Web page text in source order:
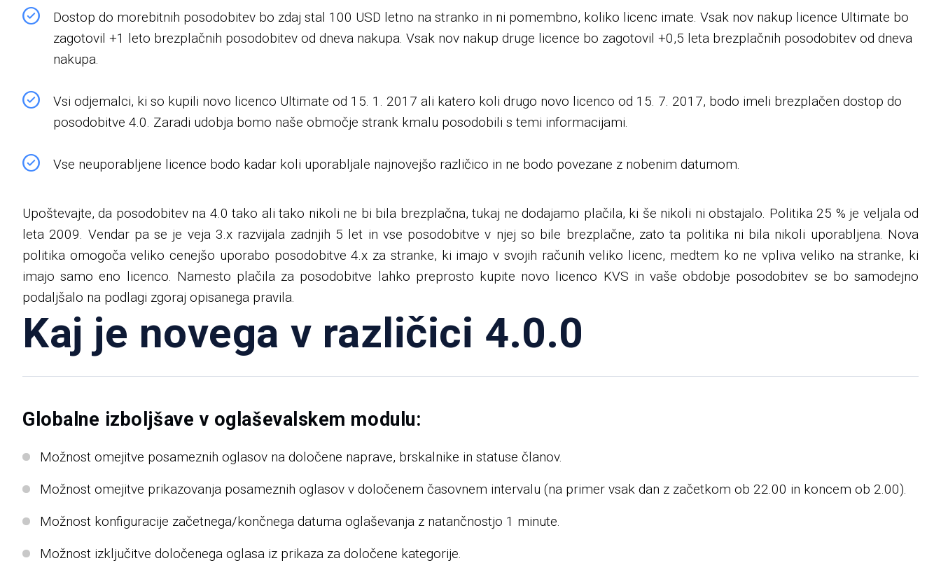
Dostop do morebitnih posodobitev bo zdaj stal 100 USD letno na stranko in ni pomembno, koliko licenc imate. Vsak nov nakup licence Ultimate bo
zagotovil +1 leto brezplačnih posodobitev od dneva nakupa. Vsak nov nakup druge licence bo zagotovil +0,5 leta brezplačnih posodobitev od dneva
nakupa.
Vsi odjemalci, ki so kupili novo licenco Ultimate od 15. 1. 2017 ali katero koli drugo novo licenco od 15. 7. 2017, bodo imeli brezplačen dostop do
posodobitve 4.0. Zaradi udobja bomo naše območje strank kmalu posodobili s temi informacijami.
Vse neuporabljene licence bodo kadar koli uporabljale najnovejšo različico in ne bodo povezane z nobenim datumom.
Upoštevajte, da posodobitev na 4.0 tako ali tako nikoli ne bi bila brezplačna, tukaj ne dodajamo plačila, ki še nikoli ni obstajalo. Politika 25 % je veljala od
leta 2009. Vendar pa se je veja 3.x razvijala zadnjih 5 let in vse posodobitve v njej so bile brezplačne, zato ta politika ni bila nikoli uporabljena. Nova
politika omogoča veliko cenejšo uporabo posodobitve 4.x za stranke, ki imajo v svojih računih veliko licenc, medtem ko ne vpliva veliko na stranke, ki
imajo samo eno licenco. Namesto plačila za posodobitve lahko preprosto kupite novo licenco KVS in vaše obdobje posodobitev se bo samodejno
podaljšalo na podlagi zgoraj opisanega pravila.
Kaj je novega v različici 4.0.0
Globalne izboljšave v oglaševalskem modulu:
Možnost omejitve posameznih oglasov na določene naprave, brskalnike in statuse članov.
Možnost omejitve prikazovanja posameznih oglasov v določenem časovnem intervalu (na primer vsak dan z začetkom ob 22.00 in koncem ob 2.00).
Možnost konfiguracije začetnega/končnega datuma oglaševanja z natančnostjo 1 minute.
Možnost izključitve določenega oglasa iz prikaza za določene kategorije.